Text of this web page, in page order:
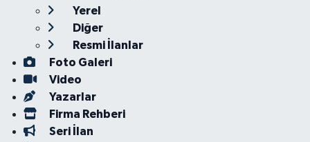
Yerel
Diğer
Resmi İlanlar
Foto Galeri
Video
Yazarlar
Firma Rehberi
Seri İlan